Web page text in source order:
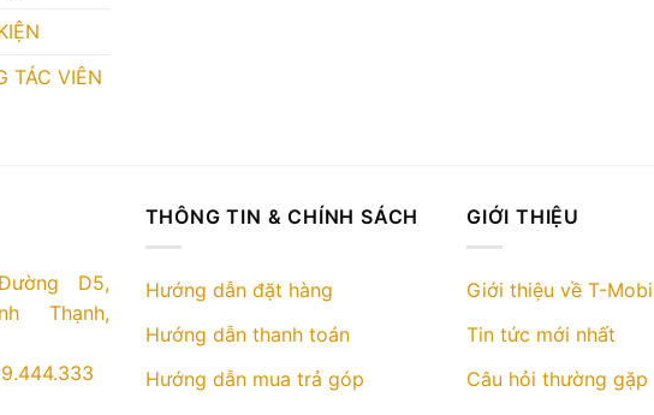
TÁC VIÊN
có
thể
chọn
trang
sản
phẩm
chọn
D5,
Thạnh,
THÔNG TIN & CHÍNH SÁCH
Hướng dẫn đặt hàng
Hướng dẫn thanh toán
Hướng dẫn mua trả góp
GIỚI THIỆU
Giới thiệu về T-
Tin tức mới nhất
Câu hỏi thường gặp